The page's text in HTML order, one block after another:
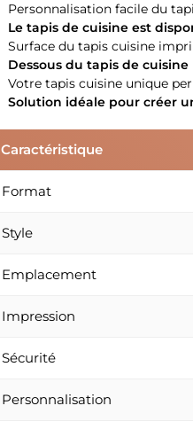
Personnalisation facile du
Le tapis de cuisine est
Surface du tapis cuisine
Dessous du tapis de
Votre tapis cuisine unique
Solution idéale pour créer
Caractéristique
Format
Style
Emplacement
Impression
Sécurité
Personnalisation